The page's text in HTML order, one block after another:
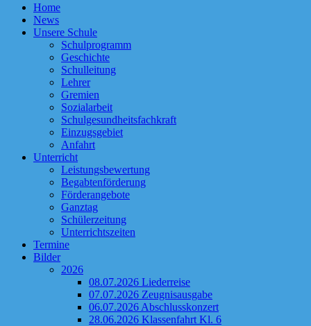
Home
News
Unsere Schule
Schulprogramm
Geschichte
Schulleitung
Lehrer
Gremien
Sozialarbeit
Schulgesundheitsfachkraft
Einzugsgebiet
Anfahrt
Unterricht
Leistungsbewertung
Begabtenförderung
Förderangebote
Ganztag
Schülerzeitung
Unterrichtszeiten
Termine
Bilder
2026
08.07.2026 Liederreise
07.07.2026 Zeugnisausgabe
06.07.2026 Abschlusskonzert
28.06.2026 Klassenfahrt Kl. 6